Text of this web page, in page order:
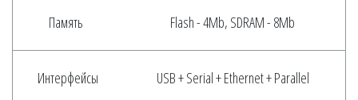
Память Flash - 4Mb, SDRAM - 8Mb
Интерфейсы USB + Serial + Ethernet + Parallel